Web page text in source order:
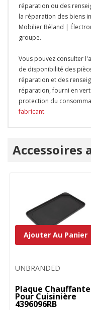
réparation ou des
la réparation des biens
Mobilier Béland |
groupe.
Vous pouvez consulter
de disponibilité des
réparation et des
réparation, fourni en
protection du
fabricant.
personnalisé
Accessoires
UNBRANDED
Plaque Chauffante
Pour Cuisinière
4396096RB
Ajouter Au Panier